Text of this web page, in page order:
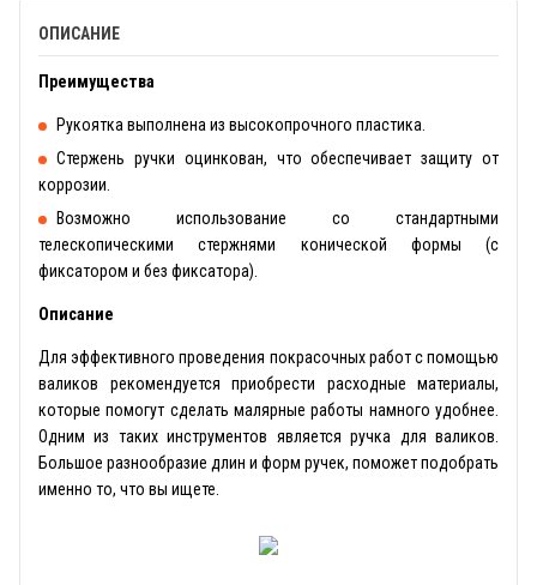
ОПИСАНИЕ
Преимущества
Рукоятка выполнена из высокопрочного пластика.
Стержень ручки оцинкован, что обеспечивает защиту от
коррозии.
Возможно использование со стандартными
телескопическими стержнями конической формы (с
фиксатором и без фиксатора).
Описание
Для эффективного проведения покрасочных работ с помощью
валиков рекомендуется приобрести расходные материалы,
которые помогут сделать малярные работы намного удобнее.
Одним из таких инструментов является ручка для валиков.
Большое разнообразие длин и форм ручек, поможет подобрать
именно то, что вы ищете.